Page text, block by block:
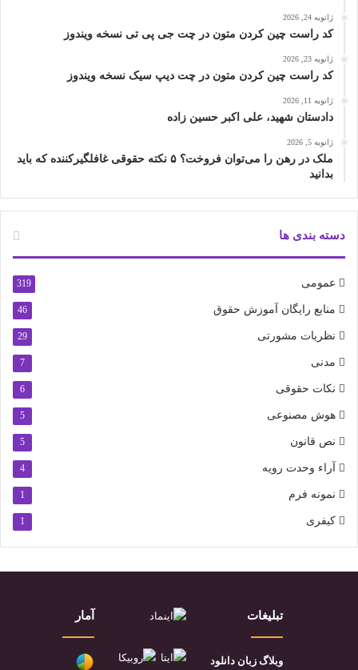
ژانویه 24, 2026
کد راست چین کردن متون در چت جی پی تی نسخه ویندوز
ژانویه 23, 2026
کد راست چین کردن متون در چت دیپ سیک نسخه ویندوز
ژانویه 11, 2026
دادستان شهید، علی اکبر حسین زاده
ژانویه 5, 2026
ملک در رهن را می‌توان فروخت؟ ۵ نکته حقوقی غافلگیرکننده که باید
بدانید
دسته بندی ها
عمومی 319
منابع رایگان آموزش حقوق 46
نظریات مشورتی 29
مدنی 7
نکات حقوقی 6
هوش مصنوعی 5
نص قانون 5
آراء وحدت رویه 4
نمونه فرم 1
کیفری 1
تبلیغات
وبلاگ زبان دانلود
آمار